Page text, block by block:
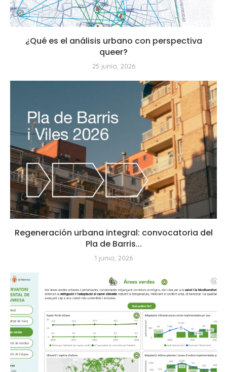
¿Qué es el análisis urbano con perspectiva
queer?
25 junio, 2026
Regeneración urbana integral: convocatoria del
Pla de Barris...
1 junio, 2026